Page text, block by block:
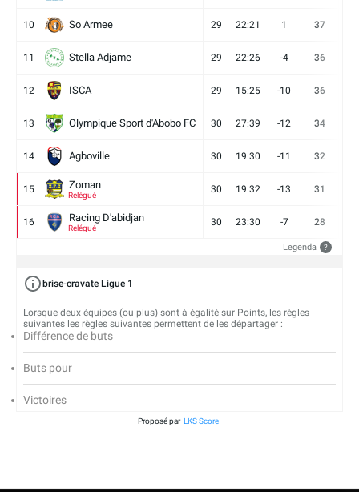
10 So Armee 29 22:21 1 37
11 Stella Adjame 29 22:26 -4 36
12 ISCA 29 15:25 -10 36
13 Olympique Sport d'Abobo FC 30 27:39 -12 34
14 Agboville 30 19:30 -11 32
15 Zoman
Relégué
30 19:32 -13 31
16 Racing D'abidjan
Relégué
30 23:30 -7 28
Legenda ?
brise-cravate Ligue 1
Lorsque deux équipes (ou plus) sont à égalité sur Points, les règles
suivantes les règles suivantes permettent de les départager :
Différence de buts
Buts pour
Victoires
Proposé par LKS Score